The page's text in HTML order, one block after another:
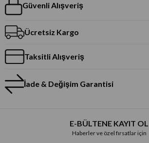
Güvenli Alışveriş
Ücretsiz Kargo
Taksitli Alışveriş
İade & Değişim Garantisi
E-BÜLTENE KAYIT OL
Haberler ve özel fırsatlar için